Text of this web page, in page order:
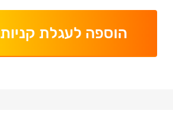
הוספה לעגלת קניות